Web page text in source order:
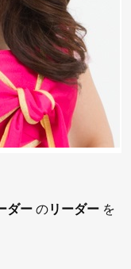
ダーのリーダー を